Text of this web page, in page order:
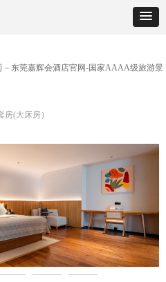
东莞嘉辉会酒店官网-国家AAAA级旅游景
(大床房）